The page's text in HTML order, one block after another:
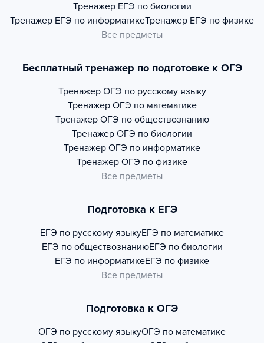
Тренажер ЕГЭ по биологии
Тренажер ЕГЭ по информатикеТренажер ЕГЭ по физике
Все предметы
Бесплатный тренажер по подготовке к ОГЭ
Тренажер ОГЭ по русскому языку
Тренажер ОГЭ по математике
Тренажер ОГЭ по обществознанию
Тренажер ОГЭ по биологии
Тренажер ОГЭ по информатике
Тренажер ОГЭ по физике
Все предметы
Подготовка к ЕГЭ
ЕГЭ по русскому языкуЕГЭ по математике
ЕГЭ по обществознаниюЕГЭ по биологии
ЕГЭ по информатикеЕГЭ по физике
Все предметы
Подготовка к ОГЭ
ОГЭ по русскому языкуОГЭ по математике